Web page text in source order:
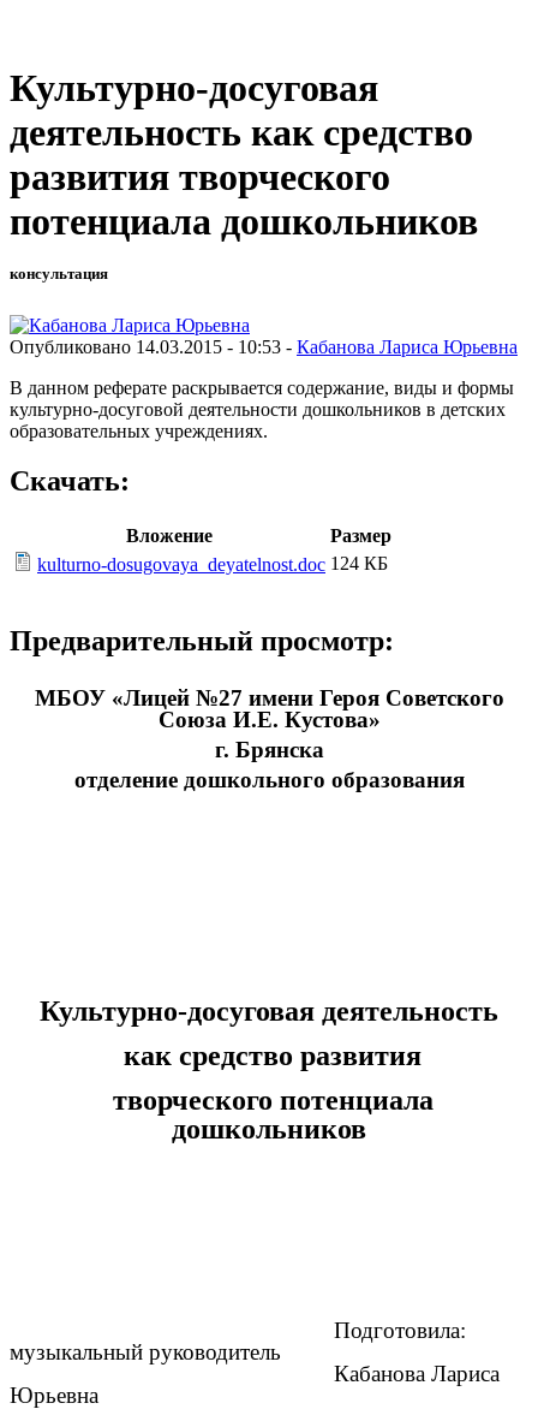
Культурно-досуговая
деятельность как средство
развития творческого
потенциала дошкольников
консультация
Опубликовано 14.03.2015 - 10:53 - Кабанова Лариса Юрьевна
В данном реферате раскрывается содержание, виды и формы
культурно-досуговой деятельности дошкольников в детских
образовательных учреждениях.
Скачать:
Вложение
Размер
kulturno-dosugovaya_deyatelnost.doc 124 КБ
Предварительный просмотр:
МБОУ «Лицей №27 имени Героя Советского
Союза И.Е. Кустова»
г. Брянска
отделение дошкольного образования
Культурно-досуговая деятельность
как средство развития
творческого потенциала
дошкольников
Подготовила:
музыкальный руководитель
Кабанова Лариса
Юрьевна